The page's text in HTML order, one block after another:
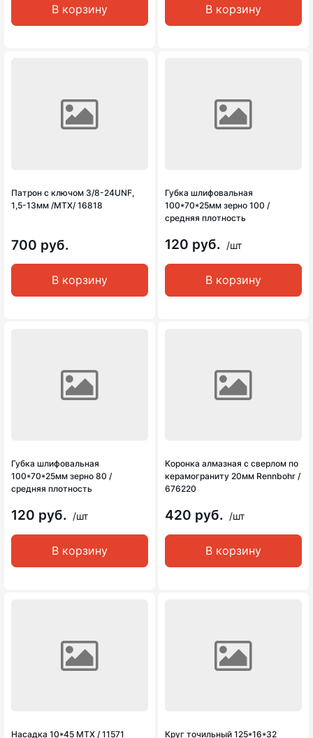
В корзину В корзину
Патрон с ключом 3/8-24UNF,
1,5-13мм /MTX/ 16818
700 руб.
В корзину
Губка шлифовальная
100*70*25мм зерно 100 /
средняя плотность
120 руб. /шт
В корзину
Губка шлифовальная
100*70*25мм зерно 80 /
средняя плотность
120 руб. /шт
В корзину
Коронка алмазная с сверлом по
керамограниту 20мм Rennbohr /
676220
420 руб. /шт
В корзину
Насадка 10*45 MTX / 11571 Круг точильный 125*16*32